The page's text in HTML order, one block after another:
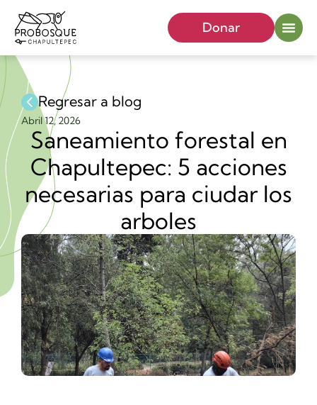
Donar
Regresar a blog
Abril 12, 2026
Saneamiento forestal en
Chapultepec: 5 acciones
necesarias para ciudar los
arboles